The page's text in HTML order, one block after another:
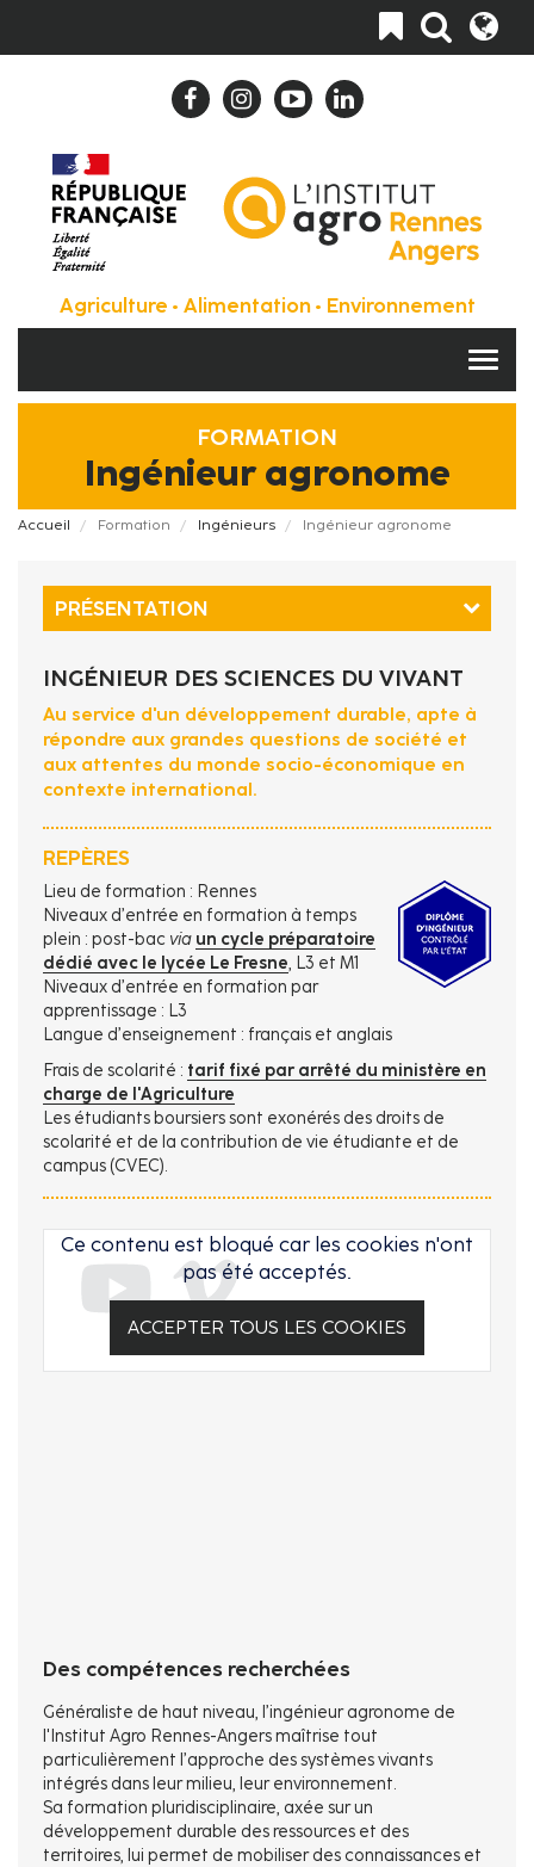
contenu
Toggle
navigation
Agriculture • Alimentation • Environnement
FORMATION
Ingénieur agronome
FilAccueil Formation Ingénieurs Ingénieur agronome
PRÉSENTATION
INGÉNIEUR DES SCIENCES DU VIVANT
Au service d'un développement durable, apte à
répondre aux grandes questions de société et
aux attentes du monde socio-économique en
contexte international.
REPÈRES
Lieu de formation : Rennes
Niveaux d’entrée en formation à temps
plein : post-bac via un cycle préparatoire
dédié avec le lycée Le Fresne, L3 et M1
Niveaux d’entrée en formation par
apprentissage : L3
Langue d’enseignement : français et anglais
Frais de scolarité : tarif fixé par arrêté du ministère en
charge de l'Agriculture
Les étudiants boursiers sont exonérés des droits de
scolarité et de la contribution de vie étudiante et de
campus (CVEC).
Ce contenu est bloqué car les cookies n'ont
pas été acceptés.
ACCEPTER TOUS LES COOKIES
Des compétences recherchées
Généraliste de haut niveau, l’ingénieur agronome de
l'Institut Agro Rennes-Angers maîtrise tout
particulièrement l’approche des systèmes vivants
intégrés dans leur milieu, leur environnement.
Sa formation pluridisciplinaire, axée sur un
développement durable des ressources et des
territoires, lui permet de mobiliser des connaissances et